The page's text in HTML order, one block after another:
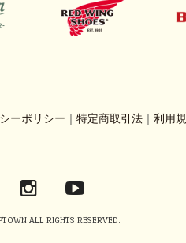
ーポリシー 特定商取引法 利用
ALL RIGHTS RESERVED.